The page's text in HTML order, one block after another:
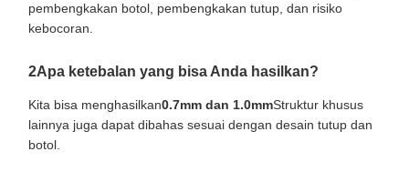
pembengkakan botol, pembengkakan tutup, dan risiko
kebocoran.
2Apa ketebalan yang bisa Anda hasilkan?
Kita bisa menghasilkan0.7mm dan 1.0mmStruktur khusus
lainnya juga dapat dibahas sesuai dengan desain tutup dan
botol.